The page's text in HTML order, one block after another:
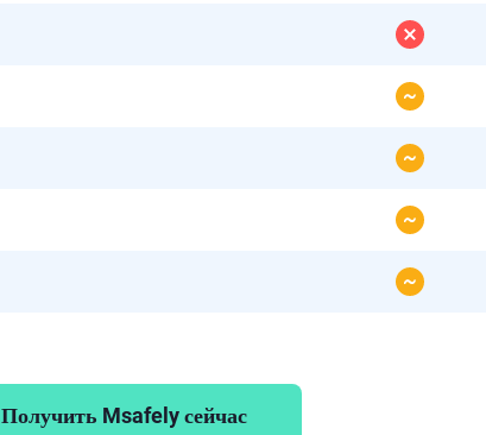
Получить Msafely сейчас